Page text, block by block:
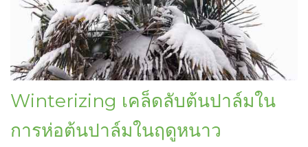
Winterizing เคล็ดลับต้นปาล์มใน
การห่อต้นปาล์มในฤดูหนาว